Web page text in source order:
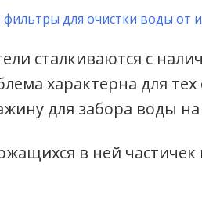
для очистки воды от
сталкиваются с
характерна для тех
для забора воды
в ней